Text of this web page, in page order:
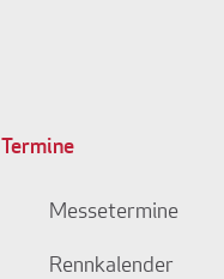
Termine
Messetermine
Rennkalender